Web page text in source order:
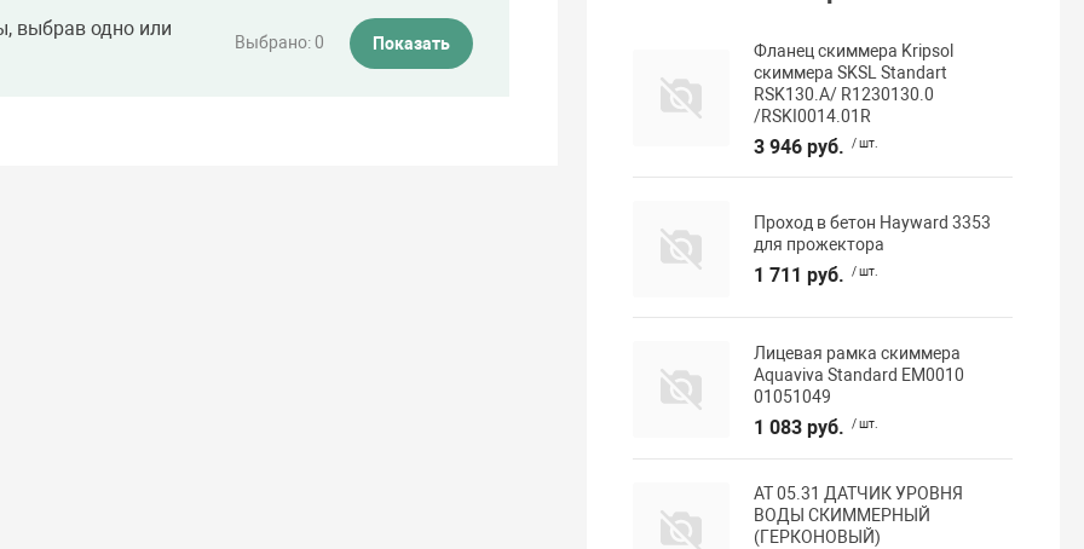
выбрав одно или
Выбрано:0 Показать
Фланец скиммера Kripsol
скиммера SKSL Standart
RSK130.A/ R1230130.0
/RSKI0014.01R
3 946 руб. / шт.
Проход в бетон Hayward 3353
для прожектора
1 711 руб. / шт.
Лицевая рамка скиммера
Aquaviva Standard EM0010
01051049
1 083 руб. / шт.
АТ 05.31 ДАТЧИК УРОВНЯ
ВОДЫ СКИММЕРНЫЙ
(ГЕРКОНОВЫЙ)